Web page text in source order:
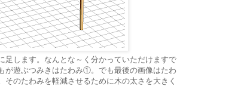
足します。なんとな～く分かっていただけますで
が遊ぶつみきはたわみ①。でも最後の画像はたわ
のたわみを軽減させるために木の太さを大きく